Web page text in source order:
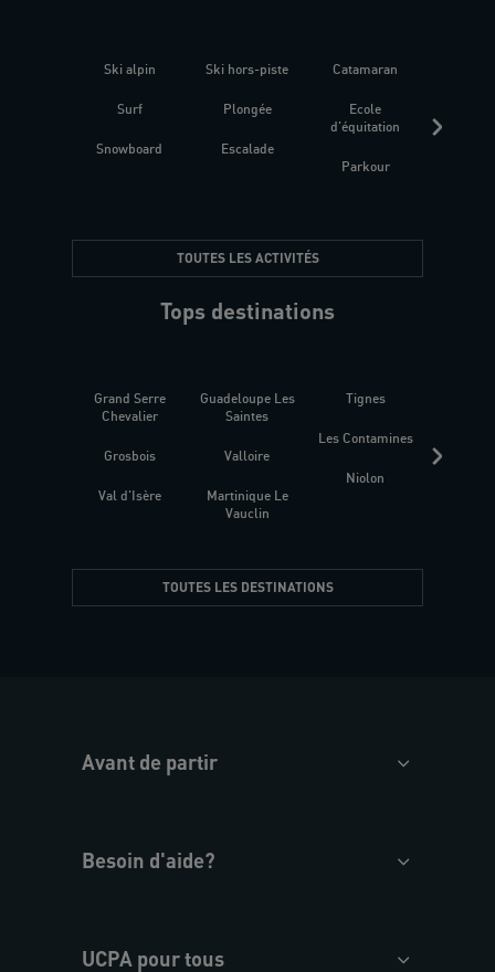
Ski alpin
Surf
Snowboard
Ski hors-piste
Plongée
Escalade
Catamaran
Ecole
d'équitation
Parkour
TOUTES LES ACTIVITÉS
Tops destinations
Grand Serre
Chevalier
Grosbois
Val d'Isère
Guadeloupe Les
Saintes
Valloire
Martinique Le
Vauclin
Tignes
Les Contamines
Niolon
TOUTES LES DESTINATIONS
Avant de partir
Besoin d'aide?
UCPA pour tous